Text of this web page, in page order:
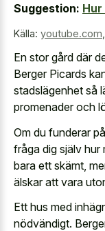
Suggestion:
Källa: youtube.com
En stor gård där
Berger Picards
stadslägenhet så
promenader och
Om du funderar
fråga dig själv hur
bara ett skämt,
älskar att vara
Ett hus med
nödvändigt.